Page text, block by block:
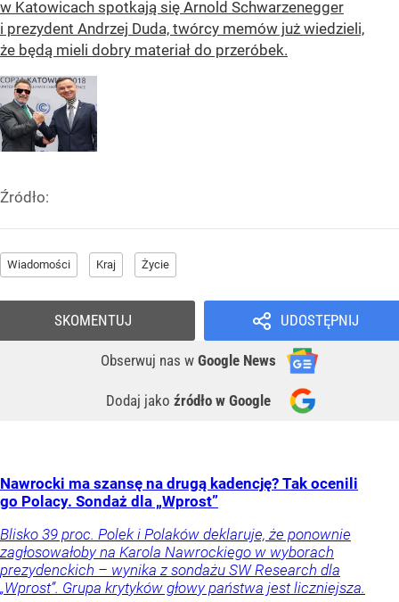
w Katowicach spotkają się Arnold Schwarzenegger
i prezydent Andrzej Duda, twórcy memów już wiedzieli,
że będą mieli dobry materiał do przeróbek.
Źródło:
Wiadomości Kraj Życie
UDOSTĘPNIJ
Obserwuj nas w Google News
Dodaj jako źródło w Google
SKOMENTUJ
Nawrocki ma szansę na drugą kadencję? Tak ocenili
go Polacy. Sondaż dla „Wprost”
Blisko 39 proc. Polek i Polaków deklaruje, że ponownie
zagłosowałoby na Karola Nawrockiego w wyborach
prezydenckich – wynika z sondażu SW Research dla
„Wprost”. Grupa krytyków głowy państwa jest liczniejsza.